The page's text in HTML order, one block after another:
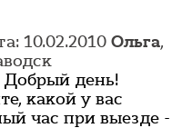
10.02.2010 Ольга,
Добрый день!
какой у вас
час при выезде -